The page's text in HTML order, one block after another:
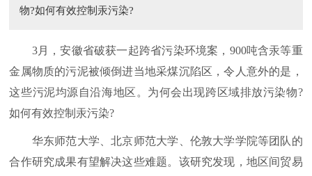
物?如何有效控制汞污染?
3月，安徽省破获一起跨省污染环境案，900吨含汞等重
金属物质的污泥被倾倒进当地采煤沉陷区，令人意外的是，
这些污泥均源自沿海地区。为何会出现跨区域排放污染物?
如何有效控制汞污染?
华东师范大学、北京师范大学、伦敦大学学院等团队的
合作研究成果有望解决这些难题。该研究发现，地区间贸易